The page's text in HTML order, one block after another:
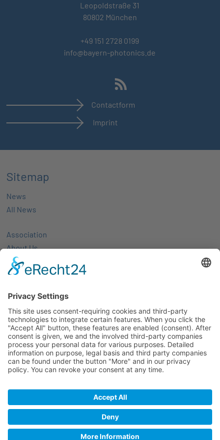
Leopoldstraße 31
80802 München
+49 151 2728 0199
info@bayern-photonics.de
Contactform
Imprint
Sitemap
News
All News
Association
About Us
Activities
Members
Partner-networks
Events
All Events
Jobs
Contact